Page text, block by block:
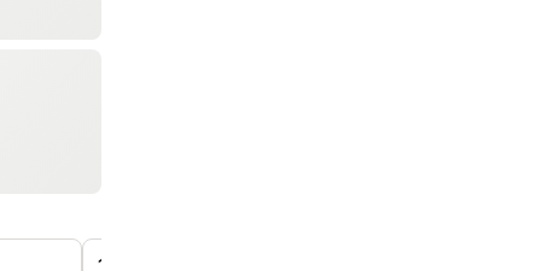
1040 restoranda gurme Belçika yemekleri